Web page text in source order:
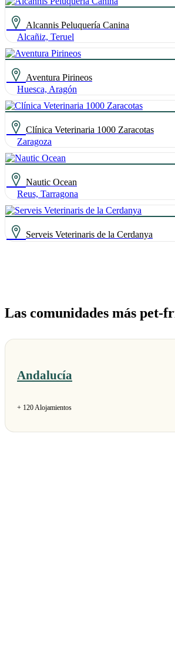
Alcannis Peluquería Canina
Alcañiz, Teruel
Aventura Pirineos
Huesca, Aragón
Clínica Veterinaria 1000 Zaracotas
Zaragoza
Nautic Ocean
Reus, Tarragona
Serveis Veterinaris de la Cerdanya
Las comunidades más pet-
Andalucía
+ 120 Alojamientos